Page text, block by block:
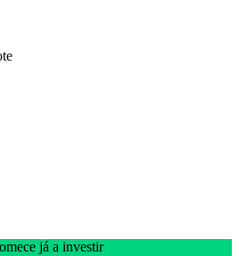
já a investir